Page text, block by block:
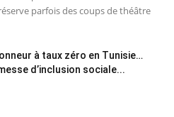
parfois des coups de théâtre
à taux zéro en Tunisie…
d’inclusion sociale...